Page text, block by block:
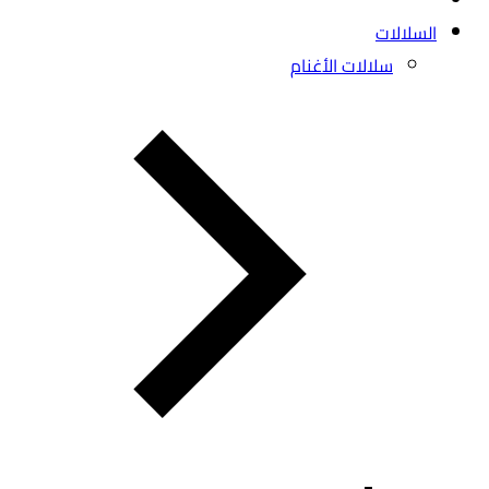
السلالات
سلالات الأغنام